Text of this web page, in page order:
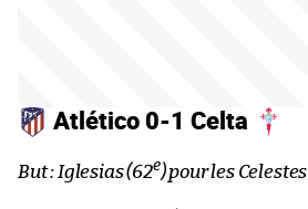
Atlético 0-1 Celta
But : Iglesias (62e) pour les Celestes